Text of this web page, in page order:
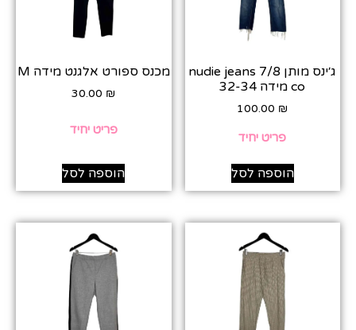
ג׳ינס מותן 7/8 nudie jeans
co מידה 32-34
100.00 ₪
פריט יחיד
הוספה לסל
מכנס ספורט אלגנט מידה M
30.00 ₪
פריט יחיד
הוספה לסל